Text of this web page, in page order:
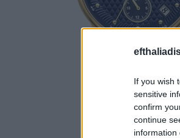
If you wish
sensitive
confirm
continue
information